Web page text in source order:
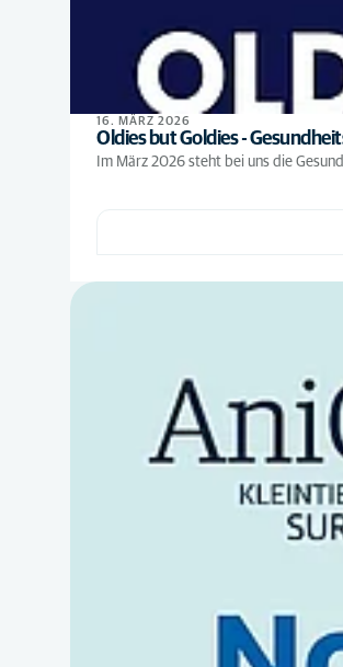
16. MÄRZ 2026
Oldies but Goldies -
Im März 2026 steht bei uns die